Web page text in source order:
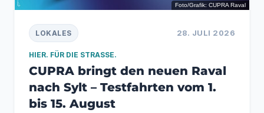
Foto/Grafik: CUPRA Raval
28. JULI 2026
LOKALES
HIER. FÜR DIE STRASSE.
CUPRA bringt den neuen Raval
nach Sylt – Testfahrten vom 1.
bis 15. August